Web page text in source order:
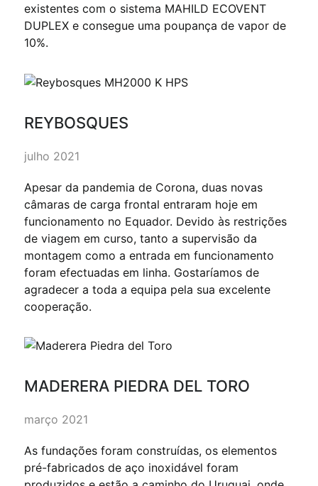
existentes com o sistema MAHILD ECOVENT
DUPLEX e consegue uma poupança de vapor de
10%.
REYBOSQUES
julho 2021
Apesar da pandemia de Corona, duas novas
câmaras de carga frontal entraram hoje em
funcionamento no Equador. Devido às restrições
de viagem em curso, tanto a supervisão da
montagem como a entrada em funcionamento
foram efectuadas em linha. Gostaríamos de
agradecer a toda a equipa pela sua excelente
cooperação.
MADERERA PIEDRA DEL TORO
março 2021
As fundações foram construídas, os elementos
pré-fabricados de aço inoxidável foram